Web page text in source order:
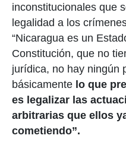
inconstitucionales que
legalidad a los
“Nicaragua es un
Constitución, que no
jurídica, no hay ningún
básicamente lo que
es legalizar las
arbitrarias que ellos
cometiendo”.